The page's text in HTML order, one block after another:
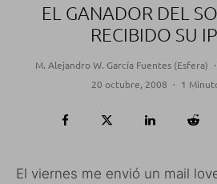
EL GANADOR DEL
RECIBIDO SU
M. Alejandro W. García Fuentes (Esfera) ·
20 octubre, 2008 · 1
El viernes me envió un mail